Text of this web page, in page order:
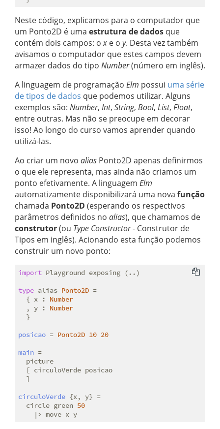
Neste código, explicamos para o computador que
um Ponto2D é uma estrutura de dados que
contém dois campos: ox e o y. Desta vez também
avisamos o computador que estes campos devem
armazer dados do tipo Number(número em inglês).
A linguagem de programação Elm possui uma série
de tipos de dados que podemos utilizar. Alguns
exemplos são: Number, Int, String, Bool, List, Float,
entre outras. Mas não se preocupe em decorar
isso! Ao longo do curso vamos aprender quando
utilizá-las.
Ao criar um novo alias Ponto2D apenas definirmos
o que ele representa, mas ainda não criamos um
ponto efetivamente. A linguagem Elm
automatizamente disponibilizará uma nova função
chamada Ponto2D (esperando os respectivos
parâmetros definidos no alias), que chamamos de
construtor(ou Type Constructor- Construtor de
Tipos em inglês). Acionando esta função podemos
construir um novo ponto:
import Playground exposing (..)
type alias Ponto2D =
  { x :
Number
  , y :
Number
  }
posicao = Ponto2D 10 20
main =
  picture
  [ circuloVerde posicao
  ]
circuloVerde {x, y} =
  circle green
50